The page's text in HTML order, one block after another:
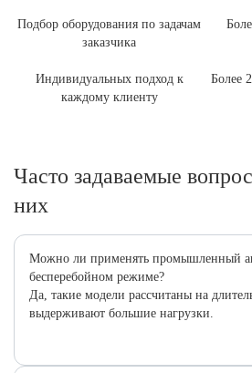
Подбор оборудования по задачам
заказчика
Индивидуальных подход к
каждому клиенту
Более
Часто задаваемые
них
Можно ли применять промышленный
бесперебойном режиме?
Да, такие модели рассчитаны на
выдерживают большие нагрузки.